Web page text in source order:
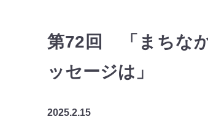
第72回 「まちな
ッセージは」
2025.2.15